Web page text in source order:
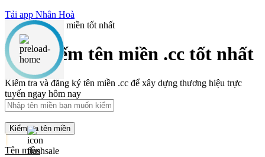
Tải app Nhân Hoà
Tìm kiếm tên miền .cc tốt nhất
Kiểm tra và đăng ký tên miền .cc để xây dựng thương hiệu trực
tuyến ngay hôm nay
Kiểm tra tên miền
Tên miền